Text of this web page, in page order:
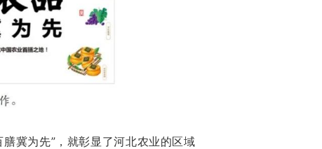
冀为先”，就彰显了河北农业的区域